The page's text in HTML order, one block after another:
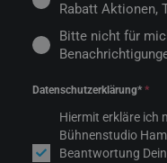
Rabatt Aktionen,
Bitte nicht für
Datenschutzerklärung* *
Hiermit erkläre ich
Bühnenstudio
Beantwortung